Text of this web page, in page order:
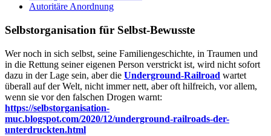
Autoritäre Anordnung
Selbstorganisation für Selbst-Bewusste
Wer noch in sich selbst, seine Familiengeschichte, in Traumen und
in die Rettung seiner eigenen Person verstrickt ist, wird nicht sofort
dazu in der Lage sein, aber die Underground-Railroad wartet
überall auf der Welt, nicht immer nett, aber oft hilfreich, vor allem,
wenn sie vor den falschen Drogen warnt:
https://selbstorganisation-
muc.blogspot.com/2020/12/underground-railroads-der-
unterdruckten.html